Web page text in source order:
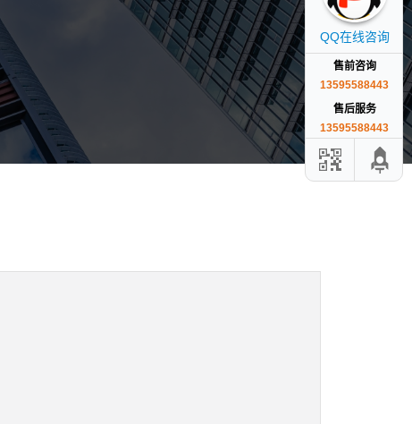
QQ在线咨询
售前咨询
13595588443
售后服务
13595588443